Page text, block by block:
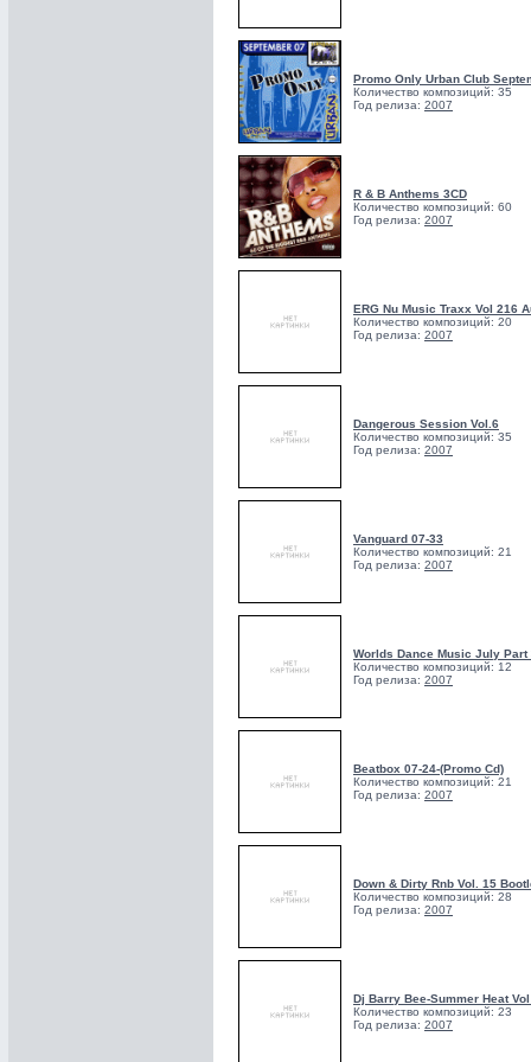
Promo Only Urban Club
Количество композиций: 35
Год релиза: 2007
R & B Anthems 3CD
Количество композиций: 60
Год релиза: 2007
ERG Nu Music Traxx Vol 216
Количество композиций: 20
Год релиза: 2007
Dangerous Session Vol.6
Количество композиций: 35
Год релиза: 2007
Vanguard 07-33
Количество композиций: 21
Год релиза: 2007
Worlds Dance Music July Part
Количество композиций: 12
Год релиза: 2007
Beatbox 07-24-(Promo Cd)
Количество композиций: 21
Год релиза: 2007
Down & Dirty Rnb Vol. 15
Количество композиций: 28
Год релиза: 2007
Dj Barry Bee-Summer Heat Vol
Количество композиций: 23
Год релиза: 2007